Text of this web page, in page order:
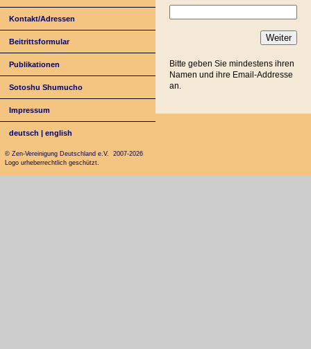
Kontakt/Adressen
Beitrittsformular
Publikationen
Sotoshu Shumucho
Impressum
deutsch |english
Bitte geben Sie mindestens ihren
Namen und ihre Email-Addresse
an.
© Zen-Vereinigung Deutschland e.V. 2007-2026
Logo urheberrechtlich geschützt.